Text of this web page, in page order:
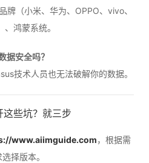
牌（小米、华为、OPPO、vivo、
、鸿蒙系统。
据安全吗？
技术人员也无法破解你的数据。
这些坑？就三步
www.aiimguide.com，根据需
选择版本。